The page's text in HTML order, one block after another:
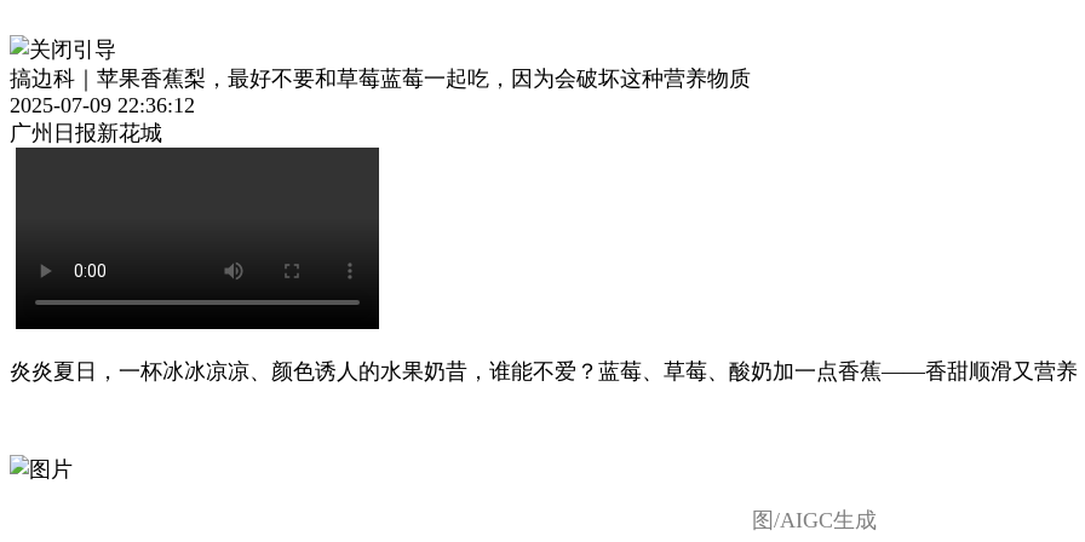
搞边科｜苹果香蕉梨，最好不要和草莓蓝莓一起吃，因为会破坏这种营养物质
2025-07-09 22:36:12
广州日报新花城
炎炎夏日，一杯冰冰凉凉、颜色诱人的水果奶昔，谁能不爱？蓝莓、草莓、酸奶加一点香蕉——香甜顺滑又营养
图/AIGC生成